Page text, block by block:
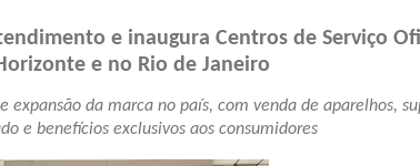
e inaugura Centros de Serviço
e no Rio de Janeiro
expansão da marca no país, com venda de aparelhos,
e benefícios exclusivos aos consumidores